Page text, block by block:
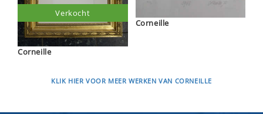
Corneille
Verkocht
Corneille
KLIK HIER VOOR MEER WERKEN VAN CORNEILLE